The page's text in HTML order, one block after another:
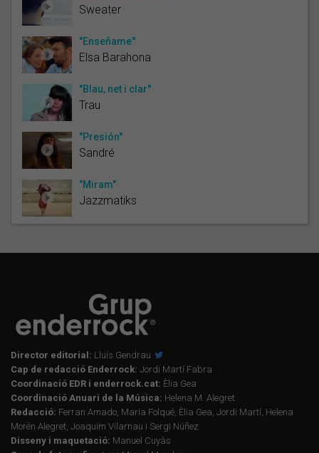
Sweater
"Enseñame"
Elsa Barahona
"Blau, net i clar"
Trau
"Presión"
Sandré
"Miram"
Jazzmatiks
Director editorial: Lluís Gendrau
Cap de redacció Enderrock: Jordi Martí Fabra
Coordinació EDR i enderrock.cat: Èlia Gea
Coordinació Anuari de la Música: Helena M. Alegret
Redacció: Ferran Amado, Maria Folqué, Èlia Gea, Jordi Martí, Helena
Morén Alegret, Joaquim Vilarnau i Sergi Núñez
Disseny i maquetació: Manuel Cuyàs